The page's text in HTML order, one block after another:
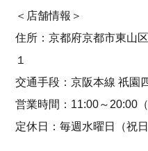
＜店舗情報＞
住所：京都府京都市東山
１
交通手段：京阪本線 祇園
営業時間：11:00～20:00
定休日：毎週水曜日（祝